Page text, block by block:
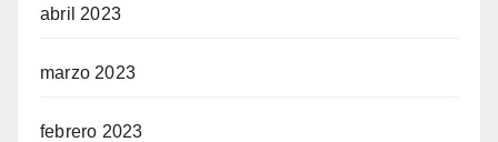
abril 2023
marzo 2023
febrero 2023